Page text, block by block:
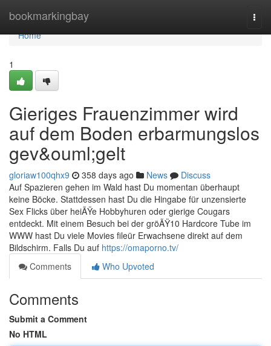
bookmarkingbay
Home
Home
1
Gieriges Frauenzimmer wird
auf dem Boden erbarmungslos
gev&ouml;gelt
gloriaw100qhx9 358 days ago News
Discuss
Auf Spazieren gehen im Wald hast Du momentan überhaupt
keine Böcke. Stattdessen hast Du die Hingabe für unzensierte
Sex Flicks über heiÃŸe Hobbyhuren oder gierige Cougars
entdeckt. Mit einem Besuch bei der gröÃŸ10 Hardcore Tube im
WWW hast Du viele Movies fileür Erwachsene direkt auf dem
Bildschirm. Falls Du auf https://omaporno.tv/
Comments
Who Upvoted
Comments
Submit a Comment
No HTML